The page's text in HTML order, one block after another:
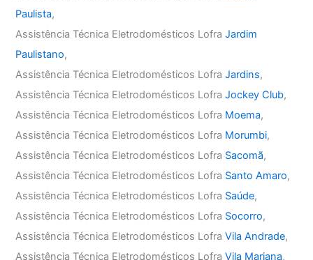
Paulista,
Assistência Técnica Eletrodomésticos LofraJardim
Paulistano,
Assistência Técnica Eletrodomésticos LofraJardins,
Assistência Técnica Eletrodomésticos LofraJockey Club,
Assistência Técnica Eletrodomésticos Lofra Moema,
Assistência Técnica Eletrodomésticos Lofra Morumbi,
Assistência Técnica Eletrodomésticos Lofra Sacomã,
Assistência Técnica Eletrodomésticos Lofra Santo Amaro,
Assistência Técnica Eletrodomésticos Lofra Saúde,
Assistência Técnica Eletrodomésticos Lofra Socorro,
Assistência Técnica Eletrodomésticos LofraVila Andrade,
Assistência Técnica Eletrodomésticos LofraVila Mariana,